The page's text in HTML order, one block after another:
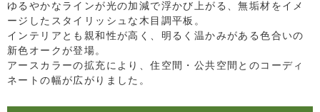
ゆるやかなラインが光の加減で浮かび上がる、無垢材をイメ
ージしたスタイリッシュな木目調平板。
インテリアとも親和性が高く、明るく温かみがある色合いの
新色オークが登場。
アースカラーの拡充により、住空間・公共空間とのコーディ
ネートの幅が広がりました。